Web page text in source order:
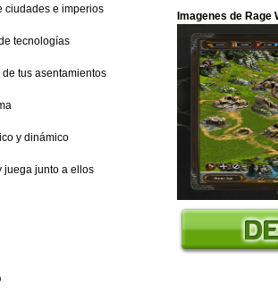
Imagenes de Rage
ciudades e imperios
tecnologías
tus asentamientos
y dinámico
juega junto a ellos